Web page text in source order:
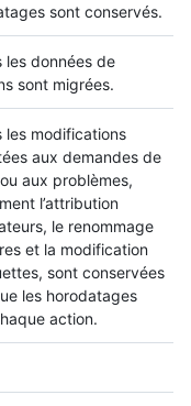
sont conservés.
les données de
sont migrées.
les modifications
aux demandes de
aux problèmes,
l’attribution
le renommage
et la modification
sont conservées
les horodatages
action.